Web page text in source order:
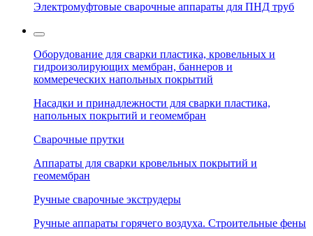
Электромуфтовые сварочные аппараты для ПНД труб
Оборудование для сварки пластика, кровельных и
гидроизолирующих мембран, баннеров и
коммереческих напольных покрытий
Насадки и принадлежности для сварки пластика,
напольных покрытий и геомембран
Сварочные прутки
Аппараты для сварки кровельных покрытий и
геомембран
Ручные сварочные экструдеры
Ручные аппараты горячего воздуха. Строительные фены